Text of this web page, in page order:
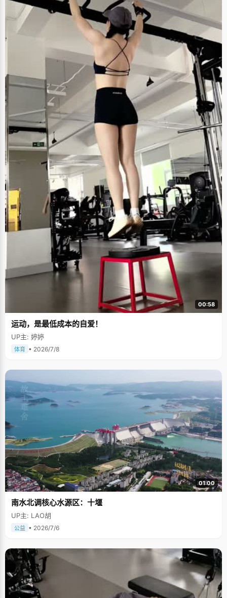
00:58
运动，是最低成本的自爱！
UP主: 婷婷
体育 • 2026/7/8
01:00
南水北调核心水源区：十堰
UP主: LAO胡
公益 • 2026/7/6